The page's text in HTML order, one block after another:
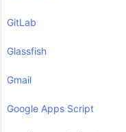
GitLab
Glassfish
Gmail
Google Apps Script